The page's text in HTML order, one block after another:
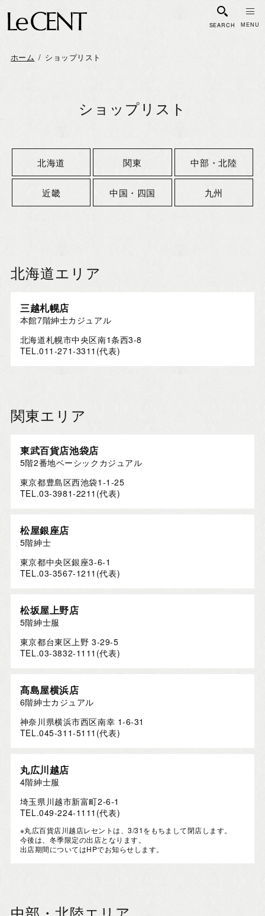
SEARCH
ホーム ショップリスト
ショップリスト
北海道 関東 中部・北陸
近畿 中国・四国 九州
北海道エリア
三越札幌店
本館7階紳士カジュアル
北海道札幌市中央区南1条西3-8
TEL.011-271-3311(代表)
関東エリア
東武百貨店池袋店
5階2番地ベーシックカジュアル
東京都豊島区西池袋1-1-25
TEL.03-3981-2211(代表)
松屋銀座店
5階紳士
東京都中央区銀座3-6-1
TEL.03-3567-1211(代表)
松坂屋上野店
5階紳士服
東京都台東区上野 3-29-5
TEL.03-3832-1111(代表)
髙島屋横浜店
6階紳士カジュアル
神奈川県横浜市西区南幸 1-6-31
TEL.045-311-5111(代表)
丸広川越店
4階紳士服
埼玉県川越市新富町2-6-1
TEL.049-224-1111(代表)
※丸広百貨店川越店レセントは、3/31をもちまして閉店します。
今後は、冬季限定の出店となります。
出店期間についてはHPでお知らせします。